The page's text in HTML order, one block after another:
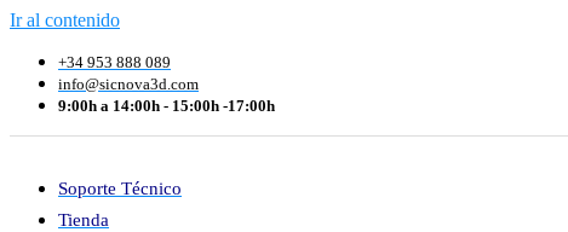
Ir al contenido
+34 953 888 089
info@sicnova3d.com
9:00h a 14:00h - 15:00h -17:00h
Soporte Técnico
Tienda